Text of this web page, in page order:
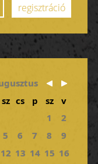
regisztráció
sz cs p sz
v
1
2
5 6 7 8
9
12 13 14 15 16